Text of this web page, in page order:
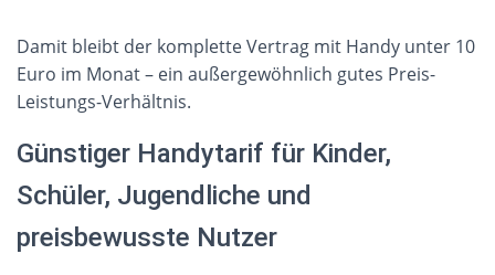
Damit bleibt der komplette Vertrag mit Handy unter 10
Euro im Monat – ein außergewöhnlich gutes Preis-
Leistungs-Verhältnis.
Günstiger Handytarif für Kinder,
Schüler, Jugendliche und
preisbewusste Nutzer